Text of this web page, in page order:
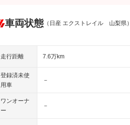
車両状態 （日産 エクストレイル 山梨県）
走行距離 7.6万km
登録済未使
用車
－
ワンオーナ
ー
－